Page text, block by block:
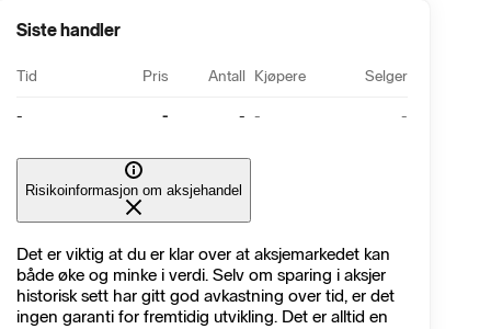
Siste handler
Tid Pris Antall Kjøpere Selger
- - - - -
Risikoinformasjon om aksjehandel
Det er viktig at du er klar over at aksjemarkedet kan
både øke og minke i verdi. Selv om sparing i aksjer
historisk sett har gitt god avkastning over tid, er det
ingen garanti for fremtidig utvikling. Det er alltid en